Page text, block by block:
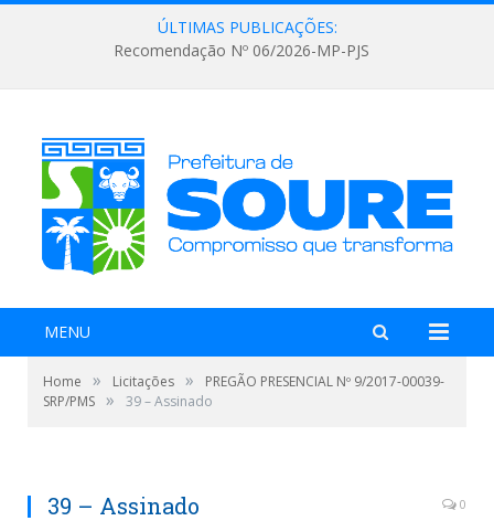
ÚLTIMAS PUBLICAÇÕES:
Recomendação Nº 06/2026-MP-PJS
MENU
Home » Licitações »
PREGÃO PRESENCIAL Nº 9/2017-00039-
SRP/PMS » 39 – Assinado
39 – Assinado 0